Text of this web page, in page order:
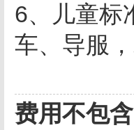
6、儿童标
车、导服
费用不包含